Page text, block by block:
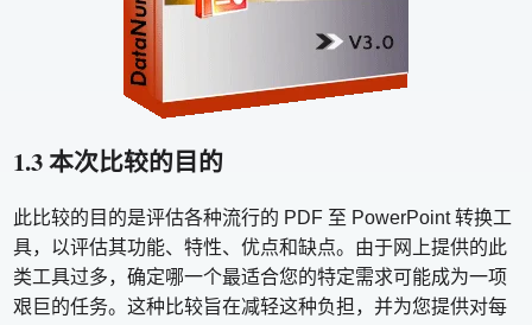
1.3 本次比较的目的
此比较的目的是评估各种流行的 PDF 至 PowerPoint 转换工
具，以评估其功能、特性、优点和缺点。由于网上提供的此
类工具过多，确定哪一个最适合您的特定需求可能成为一项
艰巨的任务。这种比较旨在减轻这种负担，并为您提供对每